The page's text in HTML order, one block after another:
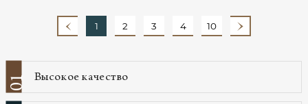
1 2 3 4 10
01 Высокое качество